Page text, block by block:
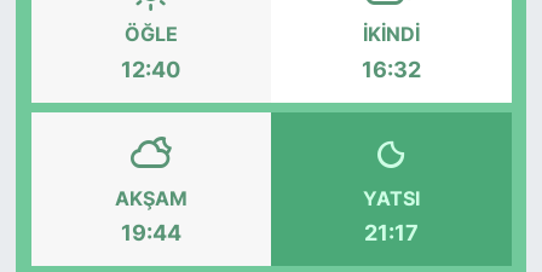
ÖĞLE
12:40
İKINDI
16:32
AKŞAM
19:44
YATSI
21:17
FESTİVAL TAKVİMİ
KONGRE HABERLERİ
KONGRE TAKVİMİ
RÖPORTAJLAR
BİYOGRAFİLER